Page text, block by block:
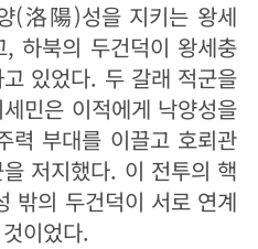
(洛陽)성을 지키는 왕세
하북의 두건덕이 왕세충
있었다. 두 갈래 적군을
민은 이적에게 낙양성을
력 부대를 이끌고 호뢰관
저지했다. 이 전투의 핵
밖의 두건덕이 서로 연계
이었다.